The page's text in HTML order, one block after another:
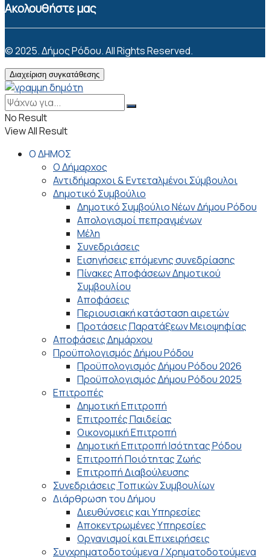
Ακολουθήστε μας
© 2025. Δήμος Ρόδου. All Rights Reserved.
Διαχείριση συγκατάθεσης
No Result
View All Result
Ο ΔΗΜΟΣ
Ο Δήμαρχος
Αντιδήμαρχοι & Εντεταλμένοι Σύμβουλοι
Δημοτικό Συμβούλιο
Δημοτικό Συμβούλιο Νέων Δήμου Ρόδου
Απολογισμοί πεπραγμένων
Μέλη
Συνεδριάσεις
Εισηγήσεις επόμενης συνεδρίασης
Πίνακες Αποφάσεων Δημοτικού
Συμβουλίου
Αποφάσεις
Περιουσιακή κατάσταση αιρετών
Προτάσεις Παρατάξεων Μειοψηφίας
Αποφάσεις Δημάρχου
Προϋπολογισμός Δήμου Ρόδου
Προϋπολογισμός Δήμου Ρόδου 2026
Προϋπολογισμός Δήμου Ρόδου 2025
Επιτροπές
Δημοτική Επιτροπή
Επιτροπές Παιδείας
Οικονομική Επιτροπή
Δημοτική Επιτροπή Ισότητας Ρόδου
Επιτροπή Ποιότητας Ζωής
Επιτροπή Διαβούλευσης
Συνεδριάσεις Τοπικών Συμβουλίων
Διάρθρωση του Δήμου
Διευθύνσεις και Υπηρεσίες
Αποκεντρωμένες Υπηρεσίες
Οργανισμοί και Επιχειρήσεις
Συγχρηματοδοτούμενα / Χρηματοδοτούμενα